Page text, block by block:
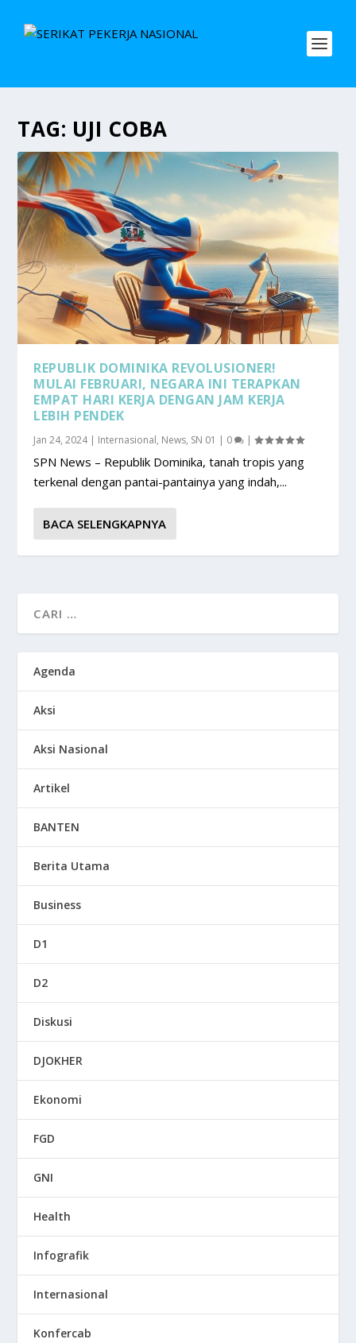
TAG: UJI COBA
REPUBLIK DOMINIKA REVOLUSIONER!
MULAI FEBRUARI, NEGARA INI TERAPKAN
EMPAT HARI KERJA DENGAN JAM KERJA
LEBIH PENDEK
Jan 24, 2024| Internasional, News, SN 01 | 0 |
SPN News – Republik Dominika, tanah tropis yang
terkenal dengan pantai-pantainya yang indah,...
BACA SELENGKAPNYA
Agenda
Aksi
Aksi Nasional
Artikel
BANTEN
Berita Utama
Business
D1
D2
Diskusi
DJOKHER
Ekonomi
FGD
GNI
Health
Infografik
Internasional
Konfercab